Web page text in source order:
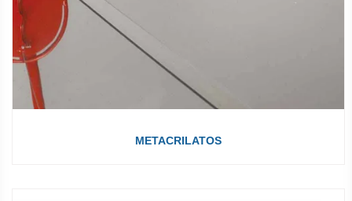
METACRILATOS